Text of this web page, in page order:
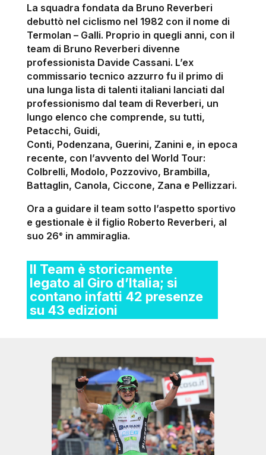
La squadra fondata da Bruno Reverberi
debuttò nel ciclismo nel 1982 con il nome di
Termolan – Galli. Proprio in quegli anni, con il
team di Bruno Reverberi divenne
professionista Davide Cassani. L’ex
commissario tecnico azzurro fu il primo di
una lunga lista di talenti italiani lanciati dal
professionismo dal team di Reverberi, un
lungo elenco che comprende, su tutti,
Petacchi, Guidi,
Conti, Podenzana, Guerini, Zanini e, in epoca
recente, con l’avvento del World Tour:
Colbrelli, Modolo, Pozzovivo, Brambilla,
Battaglin, Canola, Ciccone, Zana e Pellizzari.
Ora a guidare il team sotto l’aspetto sportivo
e gestionale è il figlio Roberto Reverberi, al
suo 26° in ammiraglia.
Il Team è storicamente
legato al Giro d’Italia; si
contano infatti 42 presenze
su 43 edizioni